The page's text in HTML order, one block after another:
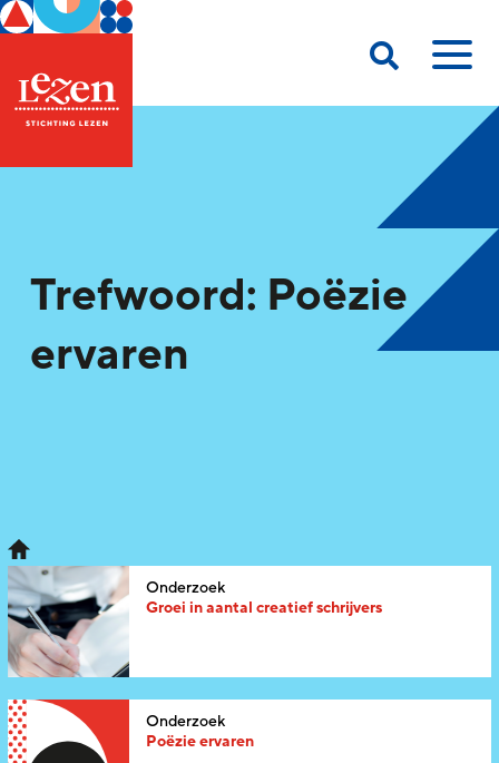
Trefwoord: Poëzie
ervaren
Onderzoek
Groei in aantal creatief schrijvers
Onderzoek
Poëzie ervaren